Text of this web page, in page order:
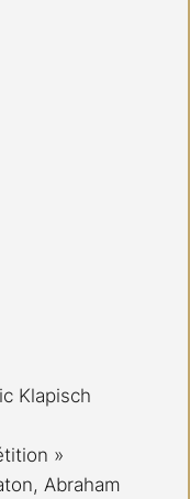
Klapisch
»
Abraham